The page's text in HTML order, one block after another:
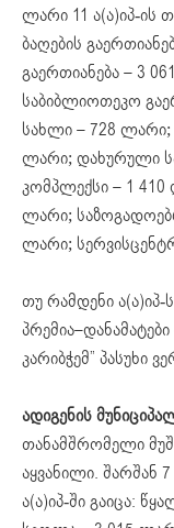
ლარი 11 ა(ა)იპ-ის
ბაღების
გაერთიანება – 3
საბიბლიოთეკო
სახლი – 728 ლარი;
ლარი; დახურული
კომპლექსი – 1
ლარი;
ლარი;
თუ რამდენი
კარიბჭემ” პასუხი
ადიგენის
თანამშრომელი
აყვანილი. შარშან
ა(ა)იპ-ში გაიცა: